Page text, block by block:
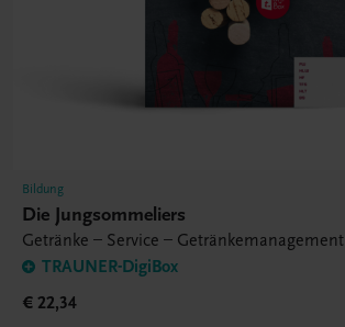
Bildung
Die Jungsommeliers
Getränke – Service – Getränkemanagement
TRAUNER-DigiBox
€ 22,34